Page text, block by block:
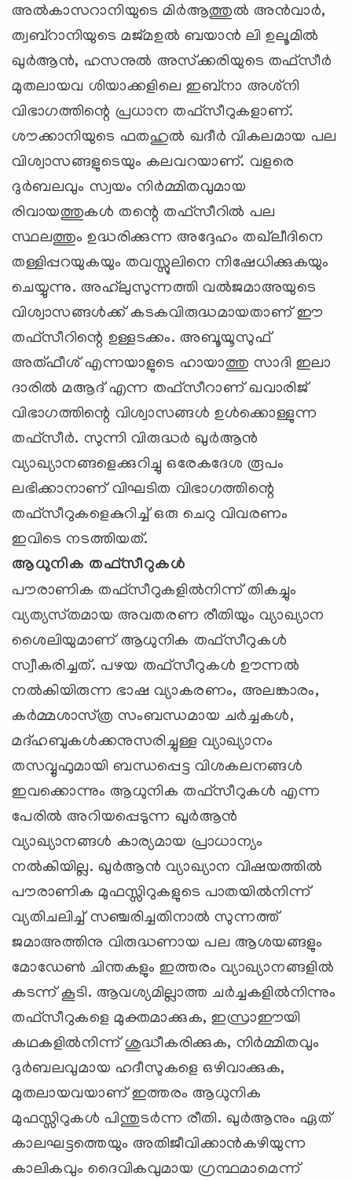
അല്‍കാസറാനിയുടെ മിര്‍ആത്തുല്‍ അന്‍വാര്‍,
ത്വബ്‌റാനിയുടെ മജ്‌മഉല്‍ ബയാന്‍ ലി ഉലൂമില്‍
ഖുര്‍ആന്‍, ഹസനുല്‍ അസ്‌ക്കരിയുടെ തഫ്‌സീര്‍
മുതലായവ ശിയാക്കളിലെ ഇബ്‌നാ അശ്‌നി
വിഭാഗത്തിന്റെ പ്രധാന തഫ്‌സീറുകളാണ്‌.
ശൗക്കാനിയുടെ ഫതഹുല്‍ ഖദീര്‍ വികലമായ പല
വിശ്വാസങ്ങളുടെയും കലവറയാണ്‌. വളരെ
ദുര്‍ബലവും സ്വയം നിര്‍മ്മിതവുമായ
രിവായത്തുകള്‍ തന്റെ തഫ്‌സീറില്‍ പല
സ്ഥലത്തും ഉദ്ധരിക്കുന്ന അദ്ദേഹം തഖ്‌ലീദിനെ
തള്ളിപ്പറയുകയും തവസ്സുലിനെ നിഷേധിക്കുകയും
ചെയ്യുന്നു. അഹ്‌ലുസുന്നത്തി വല്‍ജമാഅയുടെ
വിശ്വാസങ്ങള്‍ക്ക്‌ കടകവിരുദ്ധമായതാണ്‌ ഈ
തഫ്‌സീറിന്റെ ഉള്ളടക്കം. അബൂയൂസുഫ്‌
അത്‌ഫീശ്‌ എന്നയാളുടെ ഹായാത്തു സാദി ഇലാ
ദാരില്‍ മആദ്‌ എന്ന തഫ്‌സീറാണ്‌ ഖവാരിജ്‌
വിഭാഗത്തിന്റെ വിശ്വാസങ്ങള്‍ ഉള്‍ക്കൊള്ളുന്ന
തഫ്‌സീര്‍. സുന്നി വിരുദ്ധര്‍ ഖുര്‍ആന്‍
വ്യാഖ്യാനങ്ങളെക്കുറിച്ചു ഒരേകദേശ രൂപം
ലഭിക്കാനാണ്‌ വിഘടിത വിഭാഗത്തിന്റെ
തഫ്‌സീറുകളെകുറിച്ച്‌ ഒരു ചെറു വിവരണം
ഇവിടെ നടത്തിയത്‌.
ആധുനിക തഫ്‌സീറുകള്‍
പൗരാണിക തഫ്‌സീറുകളില്‍നിന്ന്‌ തികച്ചും
വ്യത്യസ്‌തമായ അവതരണ രീതിയും വ്യാഖ്യാന
ശൈലിയുമാണ്‌ ആധുനിക തഫ്‌സീറുകള്‍
സ്വീകരിച്ചത്‌. പഴയ തഫ്‌സീറുകള്‍ ഊന്നല്‍
നല്‍കിയിരുന്ന ഭാഷ വ്യാകരണം, അലങ്കാരം,
കര്‍മ്മശാസ്‌ത്ര സംബന്ധമായ ചര്‍ച്ചകള്‍,
മദ്‌ഹബുകള്‍ക്കനുസരിച്ചുള്ള വ്യാഖ്യാനം
തസവ്വുഫുമായി ബന്ധപ്പെട്ട വിശകലനങ്ങള്‍
ഇവക്കൊന്നും ആധുനിക തഫ്‌സീറുകള്‍ എന്ന
പേരില്‍ അറിയപ്പെടുന്ന ഖുര്‍ആന്‍
വ്യാഖ്യാനങ്ങള്‍ കാര്യമായ പ്രാധാന്യം
നല്‍കിയില്ല. ഖുര്‍ആന്‍ വ്യാഖ്യാന വിഷയത്തില്‍
പൗരാണിക മുഫസ്സിറുകളുടെ പാതയില്‍നിന്ന്‌
വ്യതിചലിച്ച്‌ സഞ്ചരിച്ചതിനാല്‍ സുന്നത്ത്‌
ജമാഅത്തിനു വിരുദ്ധണായ പല ആശയങ്ങളും
മോഡേണ്‍ ചിന്തകളും ഇത്തരം വ്യാഖ്യാനങ്ങളില്‍
കടന്ന്‌ കൂടി. ആവശ്യമില്ലാത്ത ചര്‍ച്ചകളില്‍നിന്നും
തഫ്‌സീറുകളെ മുക്തമാക്കുക, ഇസ്രാഈയി
കഥകളില്‍നിന്ന്‌ ശുദ്ധീകരിക്കുക, നിര്‍മ്മിതവും
ദുര്‍ബലവുമായ ഹദീസുകളെ ഒഴിവാക്കുക,
മുതലായവയാണ്‌ ഇത്തരം ആധുനിക
മുഫസ്സിറുകള്‍ പിന്തുടര്‍ന്ന രീതി. ഖുര്‍ആനും ഏത്‌
കാലഘട്ടത്തെയും അതിജീവിക്കാന്‍കഴിയുന്ന
കാലികവും ദൈവികവുമായ ഗ്രന്ഥമാമെന്ന്‌